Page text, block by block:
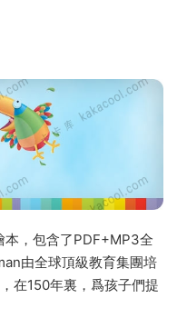
本，包含了PDF+MP3全
由全球頂級教育集團培
在150年裏，爲孩子們提